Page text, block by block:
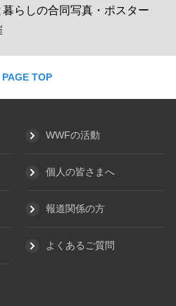
暮らしの合同写真・ポスター
PAGE TOP
WWFの活動
個人の皆さまへ
報道関係の方
よくあるご質問